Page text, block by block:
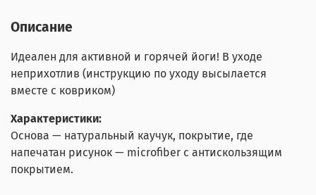
Описание
Идеален для активной и горячей йоги! В уходе
неприхотлив (инструкцию по уходу высылается
вместе с ковриком)
Характеристики:
Основа — натуральный каучук, покрытие, где
напечатан рисунок — microfiber с антискользящим
покрытием.